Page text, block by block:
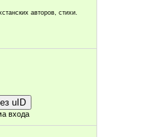
авторов, стихи.
uID
входа